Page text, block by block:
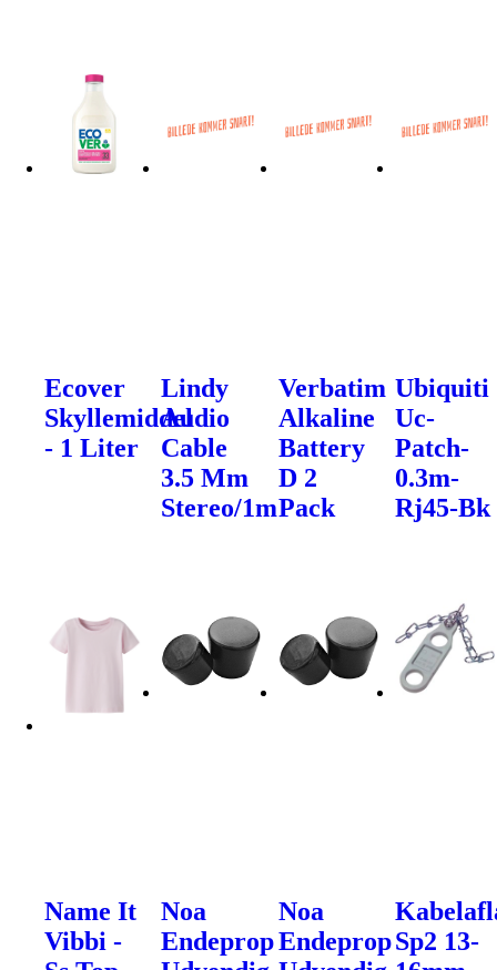
Ecover
Skyllemiddel
- 1 Liter
Lindy
Audio
Cable
3.5 Mm
Stereo/1m
Verbatim
Alkaline
Battery
D 2
Pack
Ubiquiti
Uc-
Patch-
0.3m-
Rj45-Bk
Name It
Vibbi -
Noa
Endeprop
Noa
EndepropSp2 13-